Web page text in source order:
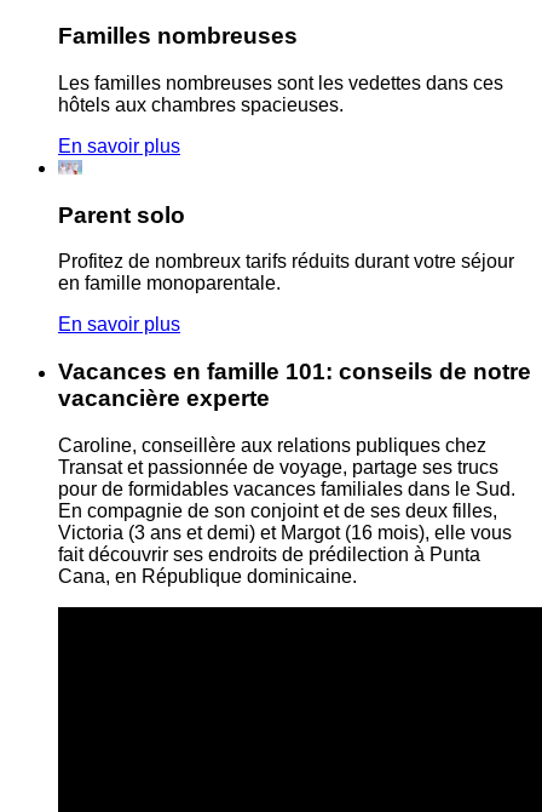
Familles nombreuses
Les familles nombreuses sont les vedettes dans ces
hôtels aux chambres spacieuses.
En savoir plus
Parent solo
Profitez de nombreux tarifs réduits durant votre séjour
en famille monoparentale.
En savoir plus
Vacances en famille 101: conseils de notre
vacancière experte
Caroline, conseillère aux relations publiques chez
Transat et passionnée de voyage, partage ses trucs
pour de formidables vacances familiales dans le Sud.
En compagnie de son conjoint et de ses deux filles,
Victoria (3 ans et demi) et Margot (16 mois), elle vous
fait découvrir ses endroits de prédilection à Punta
Cana, en République dominicaine.